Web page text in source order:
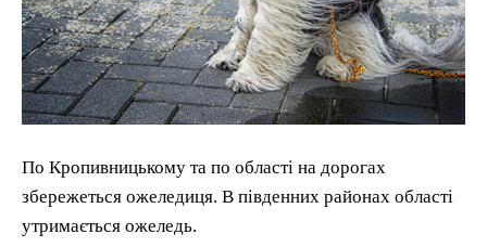
По Кропивницькому та по області на дорогах
збережеться ожеледиця. В південних районах області
утримається ожеледь.